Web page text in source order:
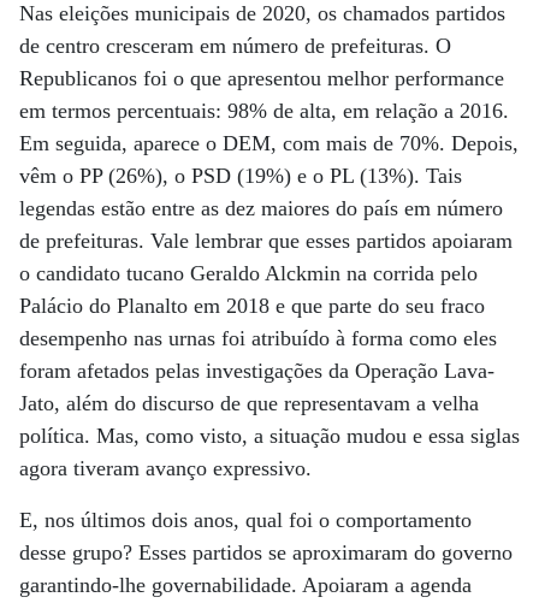
Nas eleições municipais de 2020, os chamados partidos
de centro cresceram em número de prefeituras. O
Republicanos foi o que apresentou melhor performance
em termos percentuais: 98% de alta, em relação a 2016.
Em seguida, aparece o DEM, com mais de 70%. Depois,
vêm o PP (26%), o PSD (19%) e o PL (13%). Tais
legendas estão entre as dez maiores do país em número
de prefeituras. Vale lembrar que esses partidos apoiaram
o candidato tucano Geraldo Alckmin na corrida pelo
Palácio do Planalto em 2018 e que parte do seu fraco
desempenho nas urnas foi atribuído à forma como eles
foram afetados pelas investigações da Operação Lava-
Jato, além do discurso de que representavam a velha
política. Mas, como visto, a situação mudou e essa siglas
agora tiveram avanço expressivo.
E, nos últimos dois anos, qual foi o comportamento
desse grupo? Esses partidos se aproximaram do governo
garantindo-lhe governabilidade. Apoiaram a agenda